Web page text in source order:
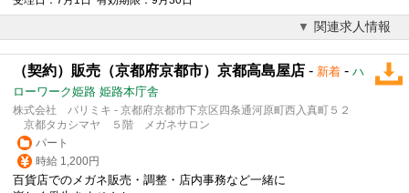
関連求人情報
（契約）販売（京都府京都市）京都高島屋店 - 新着 - ハ
ローワーク姫路 姫路本庁舎
株式会社 パリミキ - 京都府京都市下京区四条通河原町西入真町５２
京都タカシマヤ ５階 メガネサロン
パート
時給 1,200円
百貨店でのメガネ販売・調整・店内事務など一緒に